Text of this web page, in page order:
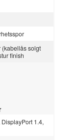
(kabellås solgt
finish
1.4,